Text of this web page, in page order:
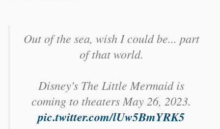
Out of the sea, wish I could be... part
of that world.
Disney's The Little Mermaid is
coming to theaters May 26, 2023.
pic.twitter.com/lUw5BmYRK5